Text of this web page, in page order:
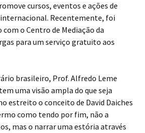
cursos, eventos e ações de
Recentemente, foi
o Centro de Mediação da
para um serviço gratuito aos
brasileiro, Prof. Alfredo Leme
uma visão ampla do que seja
estreito o conceito de David Daiches
como tendo por fim, não a
mas o narrar uma estória através